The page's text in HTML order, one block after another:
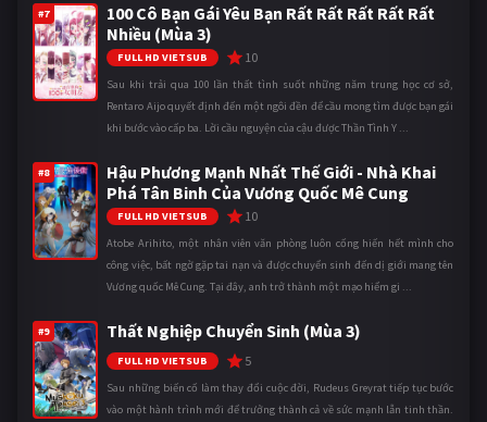
#7
100 Cô Bạn Gái Yêu Bạn Rất Rất Rất Rất Rất
Nhiều (Mùa 3)
FULL HD VIETSUB 10
Sau khi trải qua 100 lần thất tình suốt những năm trung học cơ sở,
Rentaro Aijo quyết định đến một ngôi đền để cầu mong tìm được bạn gái
khi bước vào cấp ba. Lời cầu nguyện của cậu được Thần Tình Y ...
#8
Hậu Phương Mạnh Nhất Thế Giới - Nhà Khai
Phá Tân Binh Của Vương Quốc Mê Cung
FULL HD VIETSUB 10
Atobe Arihito, một nhân viên văn phòng luôn cống hiến hết mình cho
công việc, bất ngờ gặp tai nạn và được chuyển sinh đến dị giới mang tên
Vương quốc Mê Cung. Tại đây, anh trở thành một mạo hiểm gi ...
#9 Thất Nghiệp Chuyển Sinh (Mùa 3)
FULL HD VIETSUB 5
Sau những biến cố làm thay đổi cuộc đời, Rudeus Greyrat tiếp tục bước
vào một hành trình mới để trưởng thành cả về sức mạnh lẫn tinh thần.